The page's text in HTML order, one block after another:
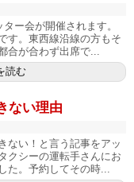
ー会が開催されます。
す。東西線沿線の方もそ
合が合わず出席で...
読む
ない理由
ない！と言う記事をアッ
クシーの運転手さんにお
た。予約してその時...